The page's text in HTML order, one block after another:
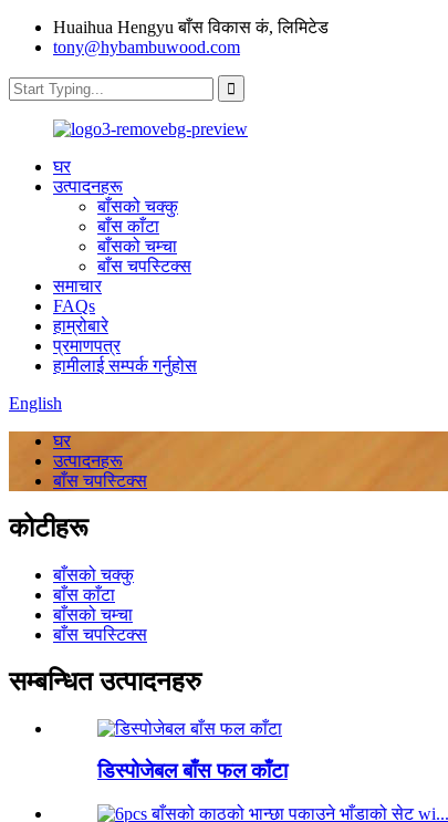
Huaihua Hengyu बाँस विकास कं, लिमिटेड
tony@hybambuwood.com
घर
उत्पादनहरू
बाँसको चक्कु
बाँस काँटा
बाँसको चम्चा
बाँस चपस्टिक्स
समाचार
FAQs
हाम्रोबारे
प्रमाणपत्र
हामीलाई सम्पर्क गर्नुहोस
English
घर
उत्पादनहरू
बाँस चपस्टिक्स
कोटीहरू
बाँसको चक्कु
बाँस काँटा
बाँसको चम्चा
बाँस चपस्टिक्स
सम्बन्धित उत्पादनहरु
डिस्पोजेबल बाँस फल काँटा